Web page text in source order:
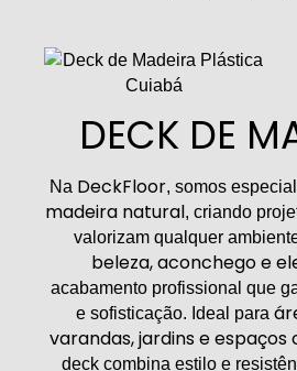
DECK DE
Na DeckFloor, somos
madeira natural, criando
valorizam qualquer
beleza, aconchego e
acabamento profissional que
e sofisticação. Ideal para
varandas, jardins e espaços
deck combina estilo e